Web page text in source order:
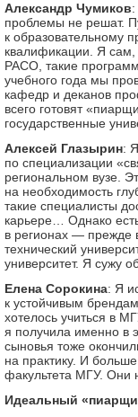
Александр Чумиков
проблемы не решат.
к образовательному
квалификации. Я сам,
РАСО, такие
учебного года мы
кафедр и деканов
всего готовят
государственные
Алексей Глазырин:
по специализации
региональном вузе.
на необходимость
такие специалисты
карьере… Однако
в регионах — прежде
технический
университет. Я сужу
Елена Сорокина: Я
к устойчивым
хотелось учиться в
я получила именно в
сыновья тоже
на практику. И
факультета МГУ. Они
Идеальный